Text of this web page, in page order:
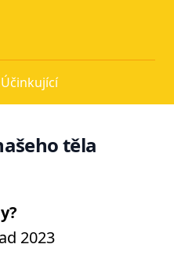
Účinkující
těla
2023